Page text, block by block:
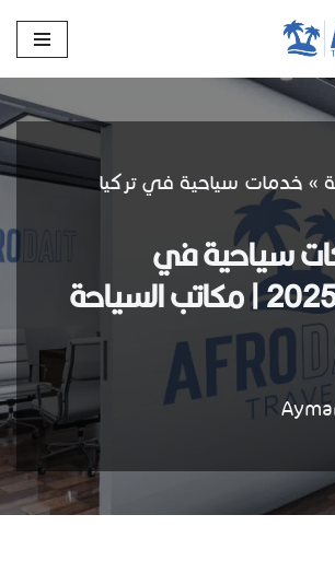
» خدمات سياحية في تركيا
سياحية في
اسطنبول 2025 | مكاتب السياحة